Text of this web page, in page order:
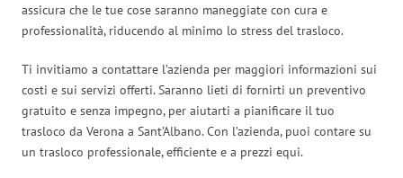
assicura che le tue cose saranno maneggiate con cura e
professionalità, riducendo al minimo lo stress del trasloco.
Ti invitiamo a contattare l’azienda per maggiori informazioni sui
costi e sui servizi offerti. Saranno lieti di fornirti un preventivo
gratuito e senza impegno, per aiutarti a pianificare il tuo
trasloco da Verona a Sant’Albano. Con l’azienda, puoi contare su
un trasloco professionale, efficiente e a prezzi equi.